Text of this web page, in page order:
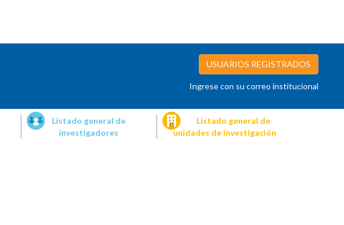
USUARIOS REGISTRADOS
Ingrese con su correo institucional
Listado general de
investigadores
Listado general de
unidades de investigación